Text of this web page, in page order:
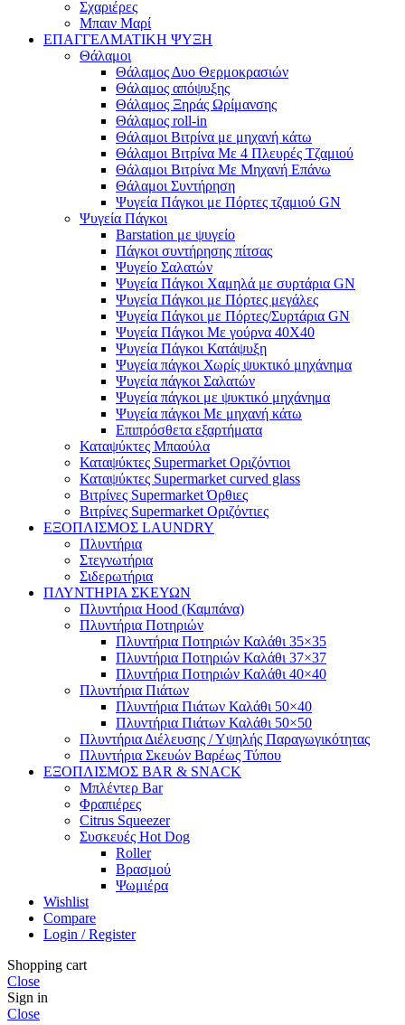
Σχαριέρες
Μπαιν Μαρί
ΕΠΑΓΓΕΛΜΑΤΙΚΗ ΨΥΞΗ
Θάλαμοι
Θάλαμος Δυο Θερμοκρασιών
Θάλαμος απόψυξης
Θάλαμος Ξηράς Ωρίμανσης
Θάλαμος roll-in
Θάλαμοι Βιτρίνα με μηχανή κάτω
Θάλαμοι Βιτρίνα Με 4 Πλευρές Τζαμιού
Θάλαμοι Βιτρίνα Με Μηχανή Επάνω
Θάλαμοι Συντήρηση
Ψυγεία Πάγκοι με Πόρτες τζαμιού GN
Ψυγεία Πάγκοι
Barstation με ψυγείο
Πάγκοι συντήρησης πίτσας
Ψυγείο Σαλατών
Ψυγεία Πάγκοι Χαμηλά με συρτάρια GN
Ψυγεία Πάγκοι με Πόρτες μεγάλες
Ψυγεία Πάγκοι με Πόρτες/Συρτάρια GN
Ψυγεία Πάγκοι Με γούρνα 40Χ40
Ψυγεία Πάγκοι Κατάψυξη
Ψυγεία πάγκοι Χωρίς ψυκτικό μηχάνημα
Ψυγεία πάγκοι Σαλατών
Ψυγεία πάγκοι με ψυκτικό μηχάνημα
Ψυγεία πάγκοι Με μηχανή κάτω
Επιπρόσθετα εξαρτήματα
Καταψύκτες Μπαούλα
Καταψύκτες Supermarket Οριζόντιοι
Καταψύκτες Supermarket curved glass
Βιτρίνες Supermarket Όρθιες
Βιτρίνες Supermarket Οριζόντιες
ΕΞΟΠΛΙΣΜΟΣ LAUNDRY
Πλυντήρια
Στεγνωτήρια
Σιδερωτήρια
ΠΛΥΝΤΗΡΙΑ ΣΚΕΥΩΝ
Πλυντήρια Hood (Καμπάνα)
Πλυντήρια Ποτηριών
Πλυντήρια Ποτηριών Καλάθι 35×35
Πλυντήρια Ποτηριών Καλάθι 37×37
Πλυντήρια Ποτηριών Καλάθι 40×40
Πλυντήρια Πιάτων
Πλυντήρια Πιάτων Καλάθι 50×40
Πλυντήρια Πιάτων Καλάθι 50×50
Πλυντήρια Διέλευσης / Υψηλής Παραγωγικότητας
Πλυντήρια Σκευών Βαρέως Τύπου
ΕΞΟΠΛΙΣΜΟΣ BAR & SNACK
Μπλέντερ Bar
Φραπιέρες
Citrus Squeezer
Συσκευές Hot Dog
Roller
Βρασμού
Ψωμιέρα
Wishlist
Compare
Login / Register
Shopping cart
Close
Sign in
Close